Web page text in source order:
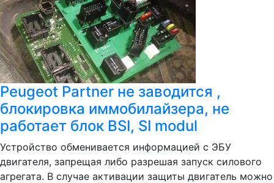
Peugeot Partner не заводится ,
блокировка иммобилайзера, не
работает блок BSI, SI modul
Устройство обменивается информацией с ЭБУ
двигателя, запрещая либо разрешая запуск силового
агрегата. В случае активации защиты двигатель можно